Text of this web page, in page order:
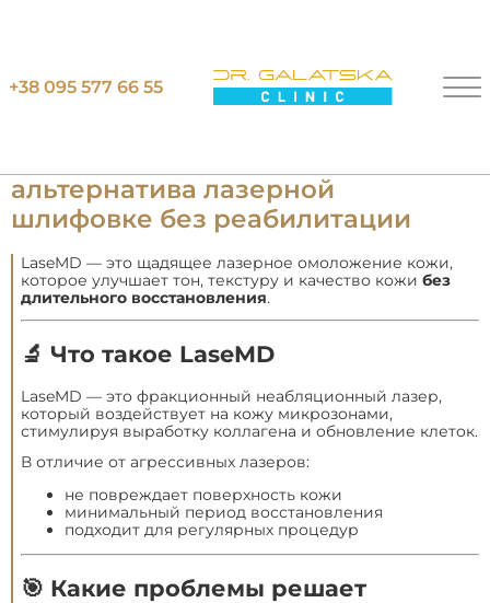
+38 095 577 66 55
Главная Блог
LaseMD ULTRA в Киеве — альтернатива
лазерной шлифовке без реабилитации
альтернатива лазерной
шлифовке без реабилитации
LaseMD — это щадящее лазерное омоложение кожи,
которое улучшает тон, текстуру и качество кожибез
длительного восстановления.
🔬 Что такое LaseMD
LaseMD — это фракционный неабляционный лазер,
который воздействует на кожу микрозонами,
стимулируя выработку коллагена и обновление клеток.
В отличие от агрессивных лазеров:
не повреждает поверхность кожи
минимальный период восстановления
подходит для регулярных процедур
🎯 Какие проблемы решает